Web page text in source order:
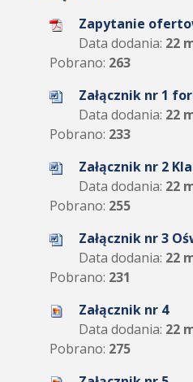
Zapytanie
Data dodania: 22
Pobrano: 263
Załącznik nr 1
Data dodania: 22
Pobrano: 233
Załącznik nr 2
Data dodania: 22
Pobrano: 255
Załącznik nr 3
Data dodania: 22
Pobrano: 231
Załącznik nr 4
Data dodania: 22
Pobrano: 275